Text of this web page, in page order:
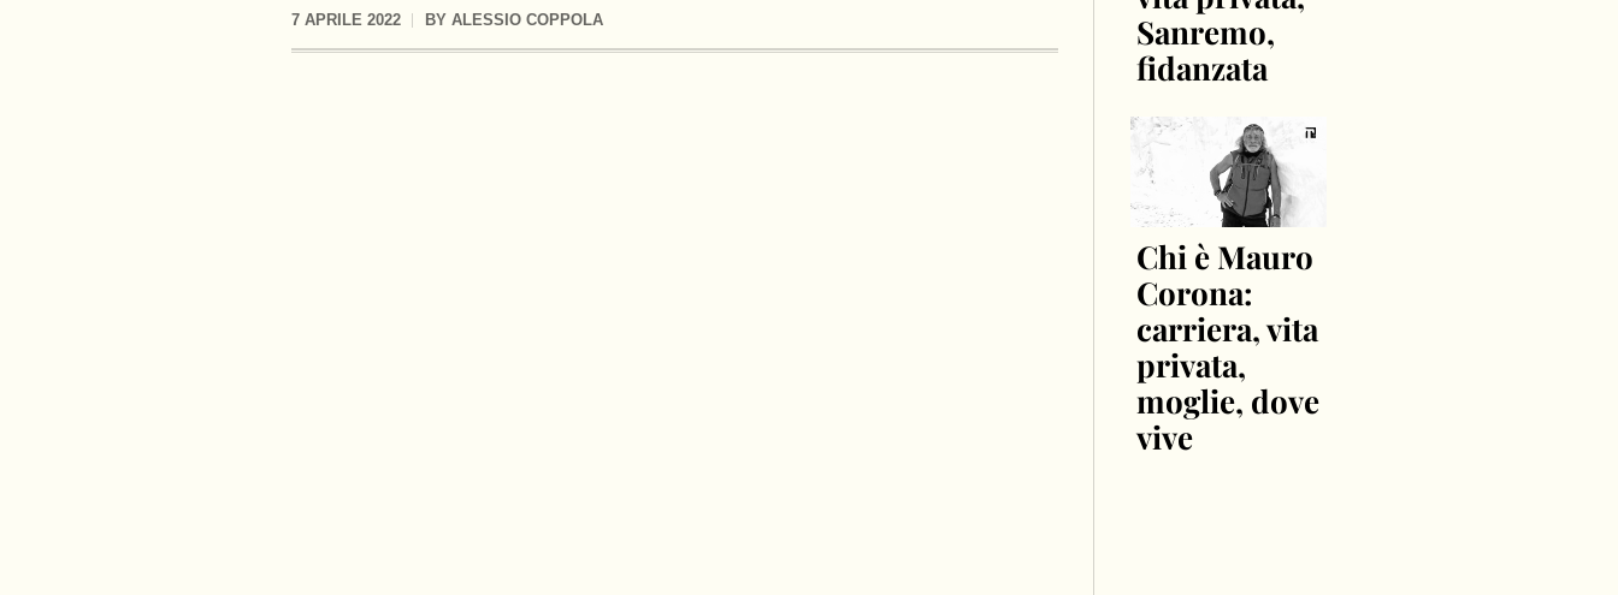
7 APRILE 2022 BY ALESSIO COPPOLA
Sanremo,
fidanzata
Chi è Mauro
Corona:
carriera, vita
privata,
moglie, dove
vive